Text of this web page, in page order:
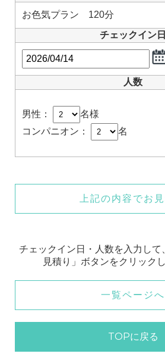
お色気プラン 120分
チェックイン日
人数
男性：
名様
コンパニオン：
名
上記の内容でお
チェックイン日・人数を入力して
見積り」ボタンをクリック
一覧ページへ
TOPに戻る